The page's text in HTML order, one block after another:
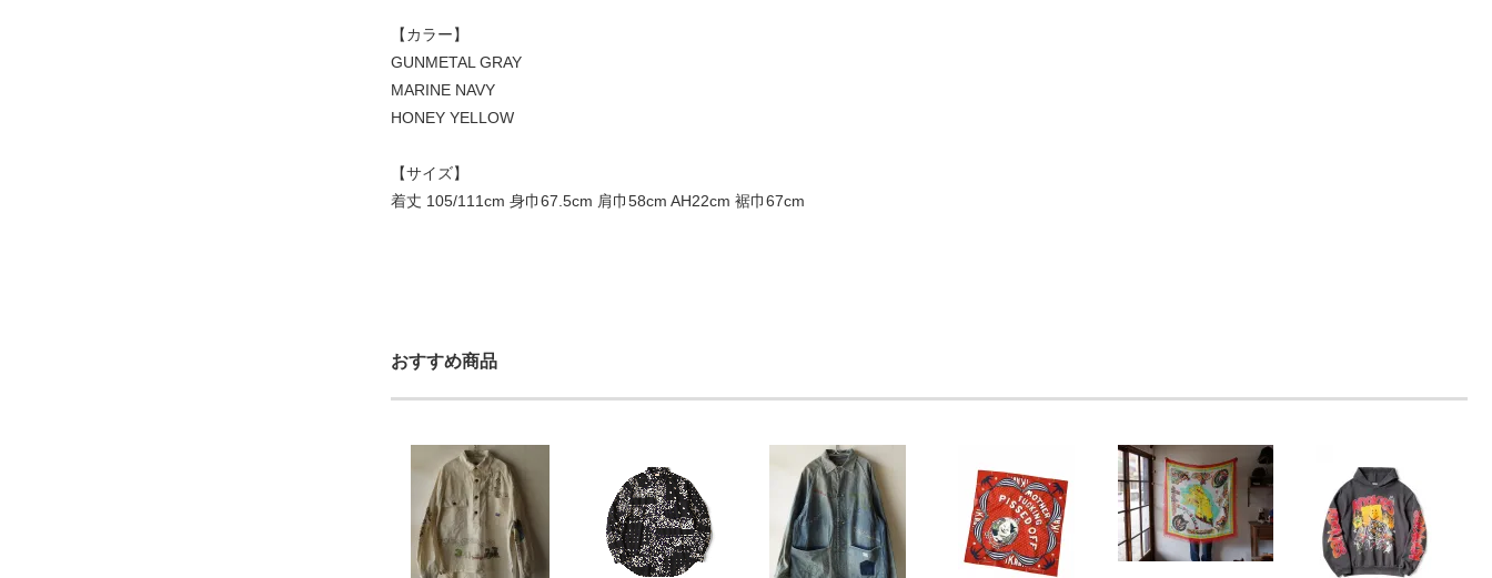
【カラー】
GUNMETAL GRAY
MARINE NAVY
HONEY YELLOW
【サイズ】
着丈 105/111cm 身巾67.5cm 肩巾58cm AH22cm 裾巾67cm
おすすめ商品